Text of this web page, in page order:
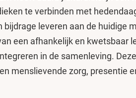
te verbinden met
bijdrage leveren aan de huidige
een afhankelijk en kwetsbaar
in de samenleving.
menslievende zorg, presentie